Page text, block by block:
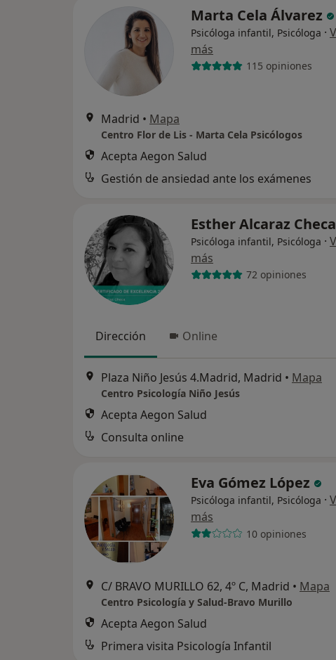
Marta Cela Álvarez
Psicóloga infantil, Psicóloga ·
más
115 opiniones
Madrid • Mapa
Centro Flor de Lis - Marta Cela Psicólogos
Acepta Aegon Salud
Gestión de ansiedad ante los exámenes
Esther Alcaraz Checa
Psicóloga infantil, Psicóloga ·
más
72 opiniones
Dirección Online
Plaza Niño Jesús 4.Madrid, Madrid • Mapa
Centro Psicología Niño Jesús
Acepta Aegon Salud
Consulta online
Eva Gómez López
Psicóloga infantil, Psicóloga ·
más
10 opiniones
C/ BRAVO MURILLO 62, 4º C, Madrid • Mapa
Centro Psicología y Salud-Bravo Murillo
Acepta Aegon Salud
Primera visita Psicología Infantil